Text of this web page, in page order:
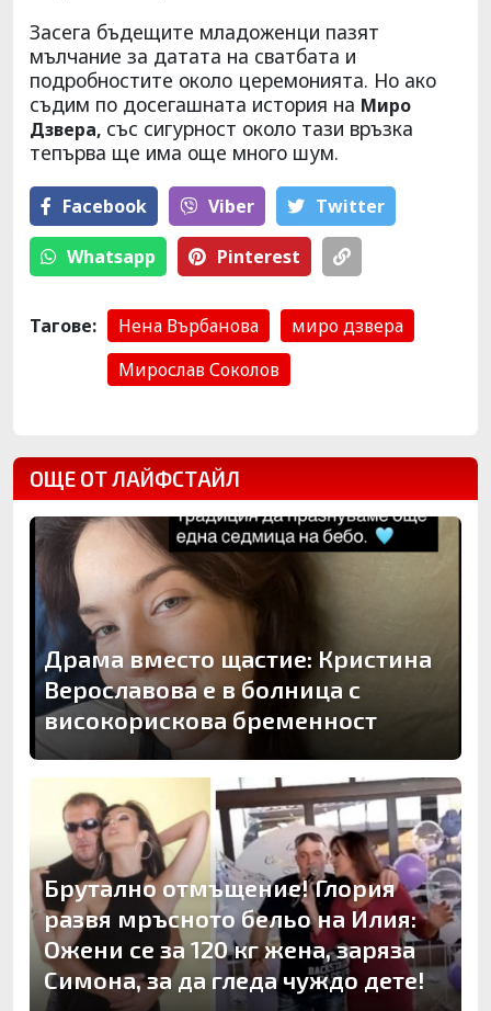
Засега бъдещите младоженци пазят
мълчание за датата на сватбата и
подробностите около церемонията. Но ако
съдим по досегашната история на Миро
Дзвера, със сигурност около тази връзка
тепърва ще има още много шум.
Facebook Viber Тwitter
Whatsapp Pinterest
Тагове: Нена Върбанова
миро дзвера
Мирослав Соколов
ОЩЕ ОТ ЛАЙФСТАЙЛ
Драма вместо щастие: Кристина
Верославова е в болница с
високорискова бременност
Брутално отмъщение! Глория
развя мръсното бельо на Илия:
Ожени се за 120 кг жена, заряза
Симона, за да гледа чуждо дете!